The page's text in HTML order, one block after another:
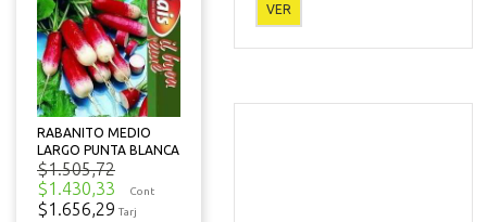
RABANITO MEDIO
LARGO PUNTA BLANCA
$1.505,72
$1.430,33
Cont
$1.656,29 Tarj
VER